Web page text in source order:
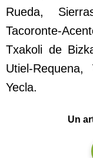
Rueda,
Tacoronte-
Txakoli de
Utiel-
Yecla.
Un